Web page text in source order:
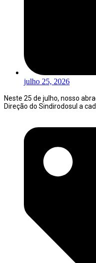
julho 25, 2026
Neste 25 de julho, nosso
Direção do Sindirodosul a